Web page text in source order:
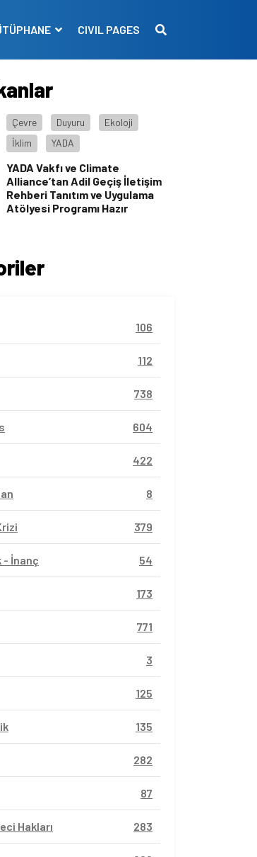
CIVIL PAGES
Çevre Duyuru
Ekoloji
İklim
YADA
YADA Vakfı ve Climate
Alliance’tan Adil Geçiş İletişim
Rehberi Tanıtım ve Uygulama
Atölyesi Programı Hazır
106
112
738
604
422
8
379
- İnanç 54
173
771
3
125
135
282
87
Hakları 283